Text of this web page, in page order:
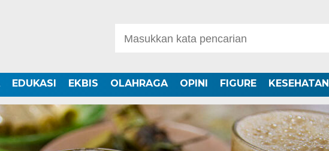
EDUKASI EKBIS OLAHRAGA OPINI FIGURE KESEHATAN